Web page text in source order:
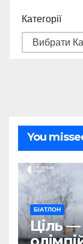
Категорії
You
БІАТЛОН
Ціль —